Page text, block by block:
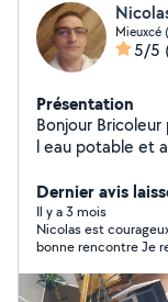
Mieuxcé
5/5
Présentation
Bonjour Bricoleur polyvalent, motivé. Issue du métier de
l eau potable et
Dernier avis
Il y a 3 mois
Nicolas est
bonne